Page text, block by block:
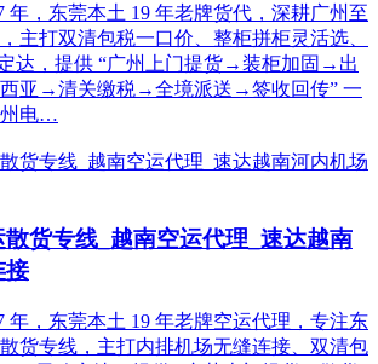
年，东莞本土 19 年老牌货代，深耕广州至
主打双清包税一口价、整柜拼柜灵活选、
达，提供 “广州上门提货→装柜加固→出
亚→清关缴税→全境派送→签收回传” 一
州电…
货专线_越南空运代理_速达越南
接
年，东莞本土 19 年老牌空运代理，专注东
货专线，主打内排机场无缝连接、双清包